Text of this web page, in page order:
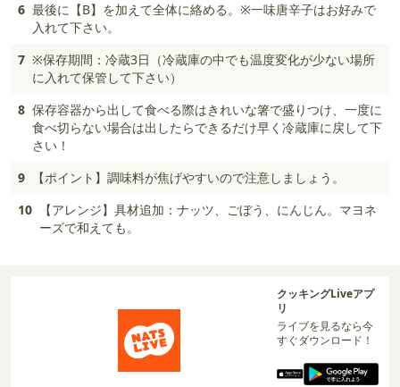
6 最後に【B】を加えて全体に絡める。※一味唐辛子はお好みで
入れて下さい。
7 ※保存期間：冷蔵3日（冷蔵庫の中でも温度変化が少ない場所
に入れて保管して下さい）
8 保存容器から出して食べる際はきれいな箸で盛りつけ、一度に
食べ切らない場合は出したらできるだけ早く冷蔵庫に戻して下
さい！
9
【ポイント】調味料が焦げやすいので注意しましょう。
10
【アレンジ】具材追加：ナッツ、ごぼう、にんじん。マヨネ
ーズで和えても。
クッキングLiveアプ
リ
ライブを見るなら今
すぐダウンロード！